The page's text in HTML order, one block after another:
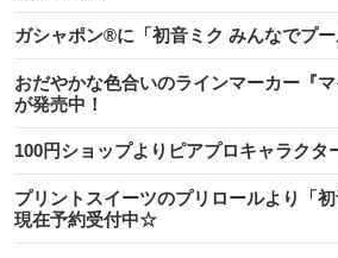
ガシャポン®に「初音ミク みんなでプ
おだやかな色合いのラインマーカー『
が発売中！
100円ショップよりピアプロキャラク
プリントスイーツのプリロールより「
現在予約受付中☆